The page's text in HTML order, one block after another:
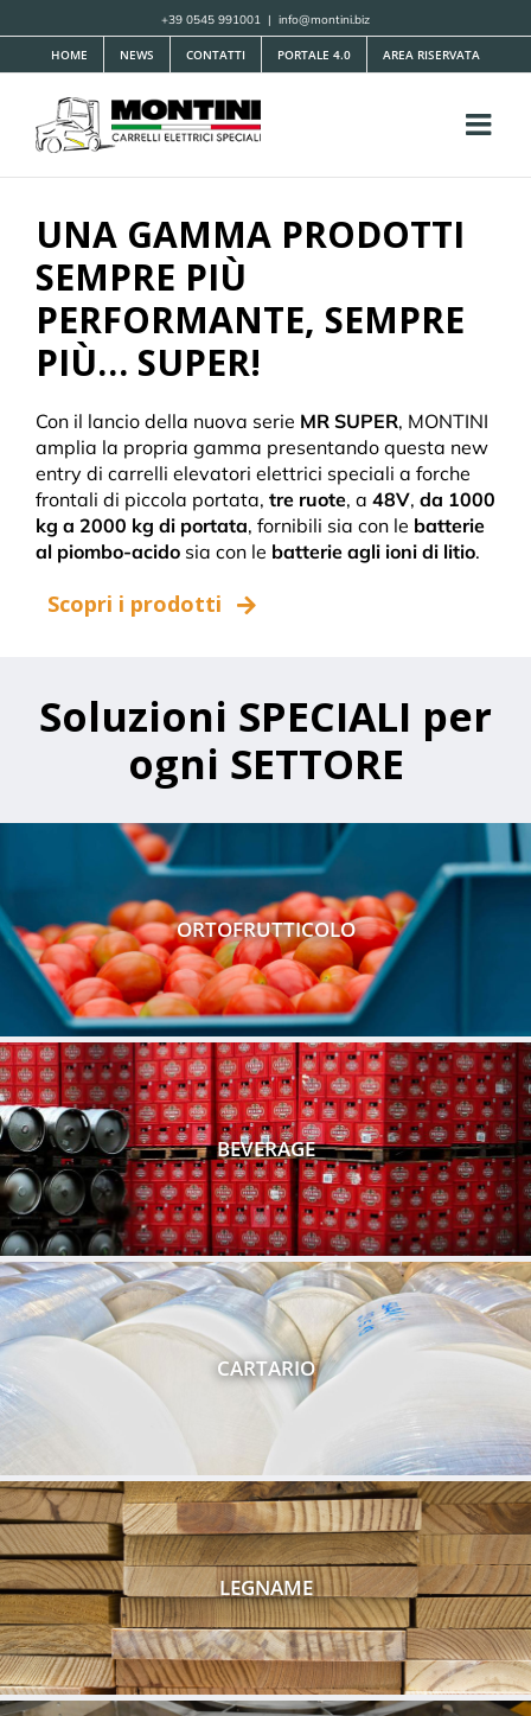
al
contenuto
+39 0545 991001 | info@montini.biz
HOME NEWS CONTATTI PORTALE 4.0 AREA RISERVATA
UNA GAMMA PRODOTTI
SEMPRE PIÙ
PERFORMANTE, SEMPRE
PIÙ… SUPER!
Con il lancio della nuova serie MR SUPER, MONTINI
amplia la propria gamma presentando questa new
entry di carrelli elevatori elettrici speciali a forche
frontali di piccola portata, tre ruote, a 48V, da 1000
kg a 2000 kg di portata, fornibili sia con le batterie
al piombo-acido sia con le batterie agli ioni di litio.
Scopri i prodotti
Soluzioni SPECIALI per
ogni SETTORE
ORTOFRUTTICOLO
BEVERAGE
CARTARIO
LEGNAME